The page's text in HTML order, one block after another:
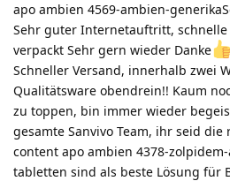
apo ambien 4569-ambien-
Sehr guter Internetauftritt,
verpackt Sehr gern wieder Danke
Schneller Versand, innerhalb zwei
Qualitätsware obendrein!! Kaum
zu toppen, bin immer wieder
gesamte Sanvivo Team, ihr seid
content apo ambien 4378-
tabletten sind als beste Lösung für